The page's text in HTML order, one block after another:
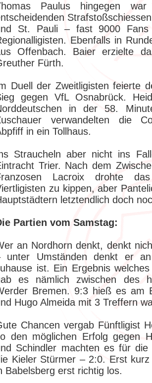
Paulus hingegen
St. Pauli – fast 9000
Ebenfalls in
Offenbach. Baier erzielte
Fürth.
Duell der Zweitligisten feierte
gegen VfL Osnabrück.
in der 58.
verwandelten die
in ein Tollhaus.
Straucheln aber nicht ins
Trier. Nach dem
Lacroix drohte
zu kippen, aber
letztendlich doch
Partien vom Samstag:
an Nordhorn denkt, denkt
unter Umständen denkt er
ist. Ein Ergebnis
es nämlich zwischen des
Bremen. 9:3 hieß es am
Hugo Almeida mit 3 Treffern
Chancen vergab Fünftligist
den möglichen Erfolg gegen
Schindler machten es für
Kieler Stürmer – 2:0. Erst
Babelsberg erst richtig los.